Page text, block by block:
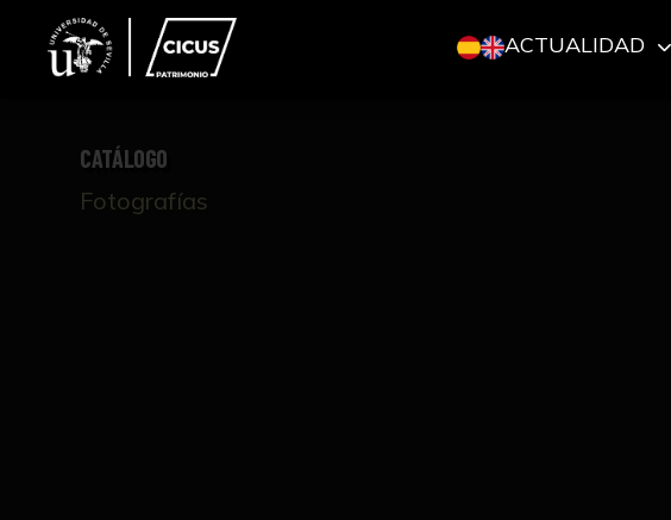
ACTUALIDAD
CATÁLOGO
Fotografías